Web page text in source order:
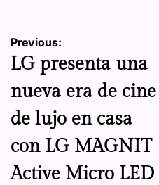
Navegación
de
entradas
Previous:
LG presenta una
nueva era de cine
de lujo en casa
con LG MAGNIT
Active Micro LED